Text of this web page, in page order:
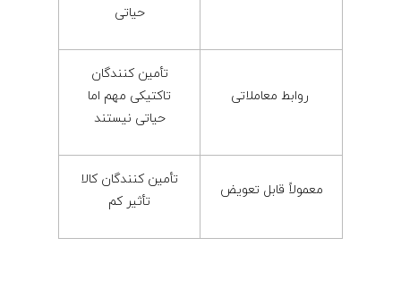
حیاتی
روابط معاملاتی
تأمین ‌کنندگان
تاکتیکی مهم اما
حیاتی نیستند
معمولاً قابل تعویض
تأمین ‌کنندگان کالا
تأثیر کم